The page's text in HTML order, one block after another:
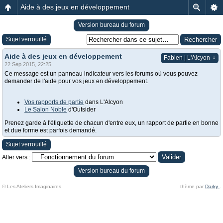
Aide à des jeux en développement
Version bureau du forum
Sujet verrouillé
Fabien | L'Alcyon ↓
Aide à des jeux en développement
22 Sep 2015, 22:25
Ce message est un panneau indicateur vers les forums où vous pouvez
demander de l'aide pour vos jeux en développement.
Vos rapports de partie dans L'Alcyon
Le Salon Noble d'Outsider
Prenez garde à l'étiquette de chacun d'entre eux, un rapport de partie en bonne
et due forme est parfois demandé.
Sujet verrouillé
Aller vers :
Version bureau du forum
© Les Ateliers Imaginaires thème par Darky